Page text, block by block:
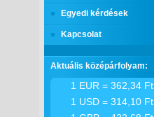
Egyedi kérdések
Kapcsolat
Aktuális középárfolyam:
1 EUR = 362,34 Ft
1 USD = 314,10 Ft